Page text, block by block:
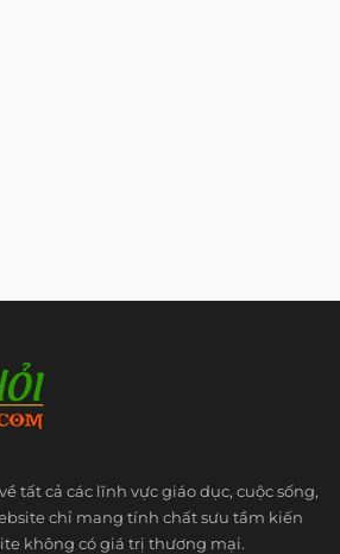
tất cả các lĩnh vực giáo dục, cuộc sống,
chỉ mang tính chất sưu tầm kiến
không có giá trị thương mại.